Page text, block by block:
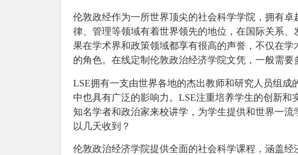
伦敦政经作为一所世界顶尖的社会科学学院，拥有
律、管理等领域有着世界领先的地位，在国际关系
果在学术界和政策领域都享有很高的声誉，不仅在
的角色。在线定制伦敦政治经济学院文凭，一般需要
LSE拥有一支由世界各地的杰出教师和研究人员组
中也具有广泛的影响力。LSE注重培养学生的创新
知名学者和政治家来校讲学，为学生提供和世界一流
以几天收到？
伦敦政治经济学院提供全面的社会科学课程，涵盖